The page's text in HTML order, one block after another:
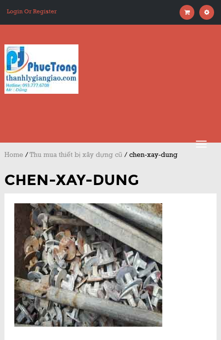
Login Or Register
Home /Thu mua thiết bị xây dựng cũ / chen-xay-dung
CHEN-XAY-DUNG